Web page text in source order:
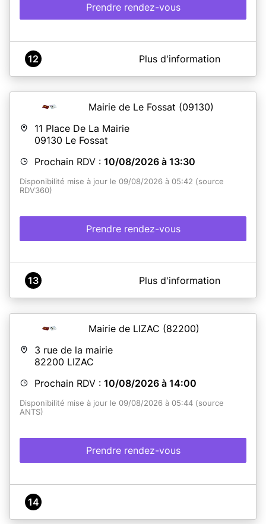
Prendre rendez-vous
A propos de Mairie de Balma
En savoir plus
12 Plus d'information
Mairie de Le Fossat (09130)
11 Place De La Mairie
09130 Le Fossat
Prochain RDV : 10/08/2026 à 13:30
Disponibilité mise à jour le 09/08/2026 à 05:42 (source
RDV360)
Prendre rendez-vous
A propos de MAIRIE LE FOSSAT
En savoir plus
13 Plus d'information
Mairie de LIZAC (82200)
3 rue de la mairie
82200 LIZAC
Prochain RDV : 10/08/2026 à 14:00
Disponibilité mise à jour le 09/08/2026 à 05:44 (source
ANTS)
Prendre rendez-vous
14